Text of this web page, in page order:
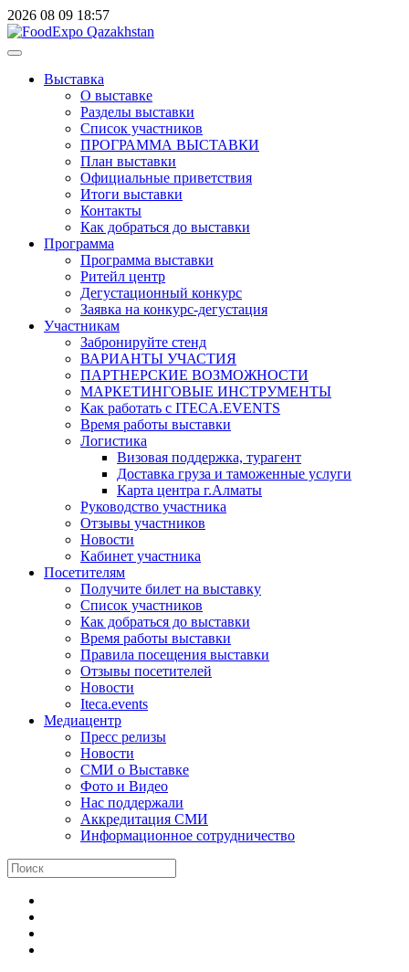
2026 08 09 18:57
Выставка
О выставке
Разделы выставки
Список участников
ПРОГРАММА ВЫСТАВКИ
План выставки
Официальные приветствия
Итоги выставки
Контакты
Как добраться до выставки
Программа
Программа выставки
Ритейл центр
Дегустационный конкурс
Заявка на конкурс-дегустация
Участникам
Забронируйте стенд
ВАРИАНТЫ УЧАСТИЯ
ПАРТНЕРСКИЕ ВОЗМОЖНОСТИ
МАРКЕТИНГОВЫЕ ИНСТРУМЕНТЫ
Как работать с ITECA.EVENTS
Время работы выставки
Логистика
Визовая поддержка, турагент
Доставка груза и таможенные услуги
Карта центра г.Алматы
Руководство участника
Отзывы участников
Новости
Кабинет участника
Посетителям
Получите билет на выставку
Список участников
Как добраться до выставки
Время работы выставки
Правила посещения выставки
Отзывы посетителей
Новости
Iteca.events
Медиацентр
Пресс релизы
Новости
СМИ о Выставке
Фото и Видео
Нас поддержали
Аккредитация СМИ
Информационное сотрудничество